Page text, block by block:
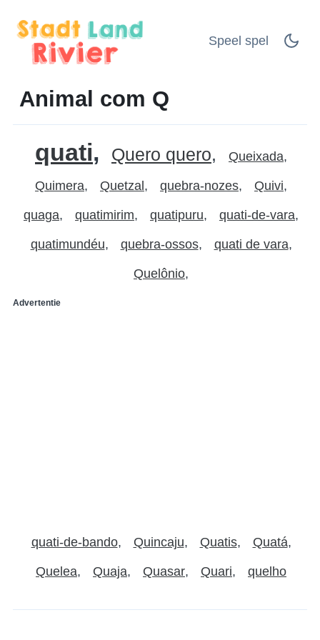
Speel spel
Animal com Q
quati Quero quero Queixada
Quimera Quetzal quebra-nozes Quivi
quaga quatimirim quatipuru quati-de-vara
quatimundéu quebra-ossos quati de vara
Quelônio
Advertentie
quati-de-bando Quincaju Quatis Quatá
Quelea Quaja Quasar Quari quelho